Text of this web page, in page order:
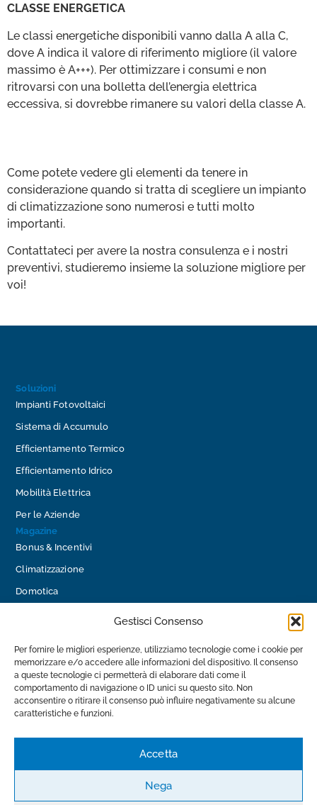
Gestisci Consenso
Per fornire le migliori esperienze, utilizziamo tecnologie come i cookie per
memorizzare e/o accedere alle informazioni del dispositivo. Il consenso
a queste tecnologie ci permetterà di elaborare dati come il
comportamento di navigazione o ID unici su questo sito. Non
acconsentire o ritirare il consenso può influire negativamente su alcune
caratteristiche e funzioni.
Accetta
Nega
CLASSE ENERGETICA
Le classi energetiche disponibili vanno dalla A alla C,
dove A indica il valore di riferimento migliore (il valore
massimo è A+++). Per ottimizzare i consumi e non
ritrovarsi con una bolletta dell’energia elettrica
eccessiva, si dovrebbe rimanere su valori della classe A.
Come potete vedere gli elementi da tenere in
considerazione quando si tratta di scegliere un impianto
di climatizzazione sono numerosi e tutti molto
importanti.
Contattateci per avere la nostra consulenza e i nostri
preventivi, studieremo insieme la soluzione migliore per
voi!
Soluzioni
Impianti Fotovoltaici
Sistema di Accumulo
Efficientamento Termico
Efficientamento Idrico
Mobilità Elettrica
Per le Aziende
Magazine
Bonus & Incentivi
Climatizzazione
Domotica
Impianti Idraulici
Mobilità Elettrica
Contatti
info@luceimpianti.com
Via Provinciale Avenza - Sarzana, 8, 54033 Carrara MS